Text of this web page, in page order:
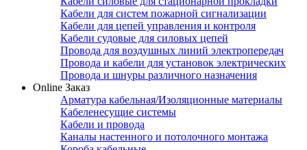
Кабели для систем пожарной сигнализации
Кабели для цепей управления и контроля
Кабели судовые для силовых цепей
Провода для воздушных линий электропередач
Провода и кабели для установок электрических
Провода и шнуры различного назначения
Online Заказ
Арматура кабельная/Изоляционные материалы
Кабеленесущие системы
Кабели и провода
Каналы настенного и потолочного монтажа